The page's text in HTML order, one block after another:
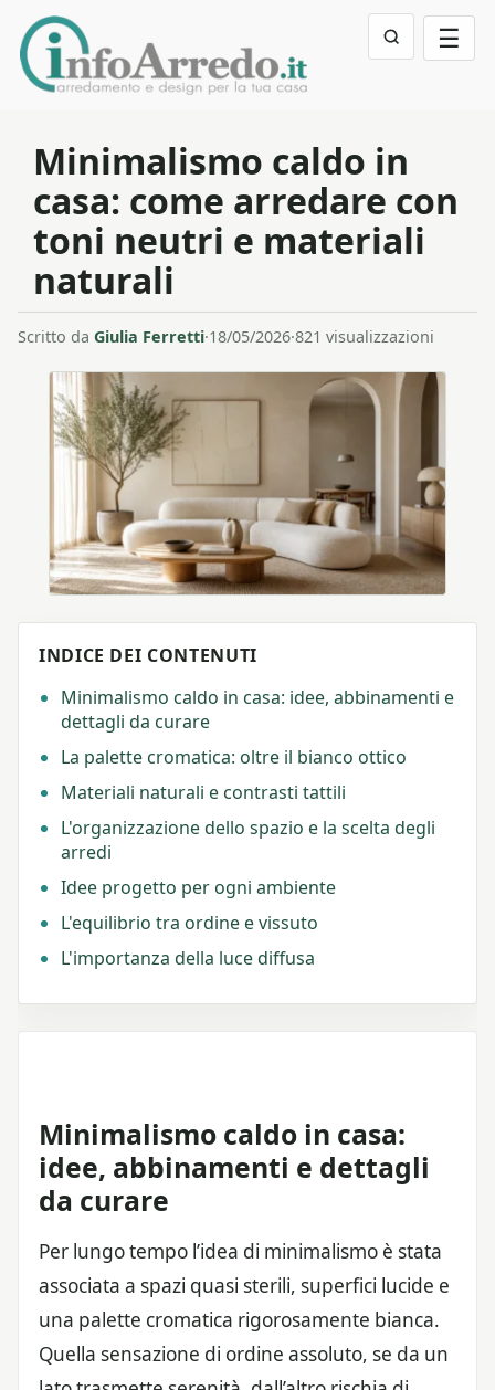
☰
Minimalismo caldo in
casa: come arredare con
toni neutri e materiali
naturali
Scritto da Giulia Ferretti·18/05/2026·821 visualizzazioni
INDICE DEI CONTENUTI
Minimalismo caldo in casa: idee, abbinamenti e
dettagli da curare
La palette cromatica: oltre il bianco ottico
Materiali naturali e contrasti tattili
L'organizzazione dello spazio e la scelta degli
arredi
Idee progetto per ogni ambiente
L'equilibrio tra ordine e vissuto
L'importanza della luce diffusa
Minimalismo caldo in casa:
idee, abbinamenti e dettagli
da curare
Per lungo tempo l’idea di minimalismo è stata
associata a spazi quasi sterili, superfici lucide e
una palette cromatica rigorosamente bianca.
Quella sensazione di ordine assoluto, se da un